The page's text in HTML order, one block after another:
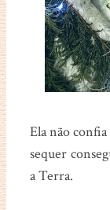
Ela não confia
sequer
a Terra.